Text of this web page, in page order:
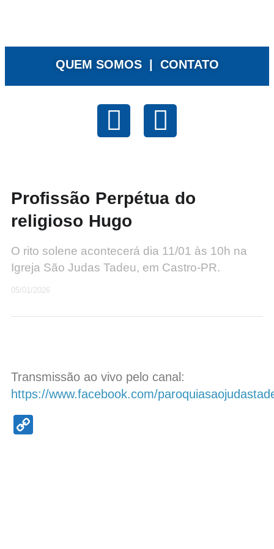
QUEM SOMOS | CONTATO
Profissão Perpétua do
religioso Hugo
O rito solene acontecerá dia 11/01 às 10h na
Igreja São Judas Tadeu, em Castro-PR.
05/01/2026
Transmissão ao vivo pelo canal:
https://www.facebook.com/